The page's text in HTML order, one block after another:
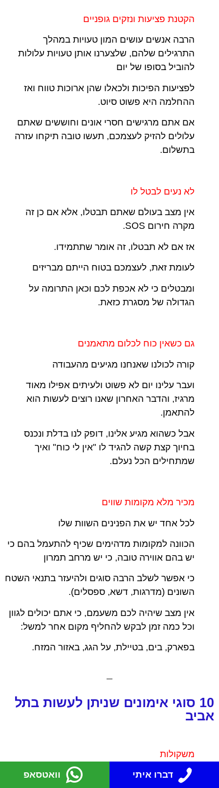
הקטנת פציעות ונזקים גופניים
הרבה אנשים עושים המון טעויות במהלך
התרגילים שלהם, שלצערנו אותן טעויות עלולות
להוביל בסופו של יום
לפציעות הפיכות ולכאלו שהן ארוכות טווח ואז
ההחלמה היא פשוט סיוט.
אם אתם מרגישים חסרי אונים וחוששים שאתם
עלולים להזיק לעצמכם, תעשו טובה תיקחו עזרה
בתשלום.
לא נעים לבטל לו
אין מצב בעולם שאתם תבטלו, אלא אם כן זה
מקרה חירום SOS.
אז אם לא תבטלו, זה אומר שתתמידו.
לעומת זאת, לעצמכם בטוח הייתם מבריזים
ומבטלים כי לא אכפת לכם וכאן התרומה על
הגדולה של מסגרת כזאת.
גם כשאין כוח לכלום מתאמנים
קורה לכולנו שאנחנו מגיעים מהעבודה
ועבר עלינו יום לא פשוט ולעיתים אפילו מאוד
מרגיז, והדבר האחרון שאנו רוצים לעשות הוא
להתאמן.
אבל כשהוא מגיע אלינו, דופק לנו בדלת ונכנס
בחיוך קצת קשה להגיד לו "אין לי כוח" ואיך
שמתחילים הכל נעלם.
מכיר מלא מקומות שווים
לכל אחד יש את הפנינים השוות שלו
הכוונה למקומות מדהימים שכיף להתעמל בהם כי
יש בהם אווירה טובה, כי יש מרחב תמרון
כי אפשר לשלב הרבה סוגים ולהיעזר בתנאי השטח
השונים (מדרגות, דשא, ספסלים).
אין מצב שיהיה לכם משעמם, כי אתם יכולים לגוון
וכל כמה זמן לבקש להחליף מקום אחר למשל:
בפארק, בים, בטיילת, על הגג, באזור המזח.
10 סוגי אימונים שניתן לעשות בתל
אביב
משקולות
תוכלו לבקש ממנו שיביא משקולות, וככה תוכלו
דברו איתי וואטסאפ